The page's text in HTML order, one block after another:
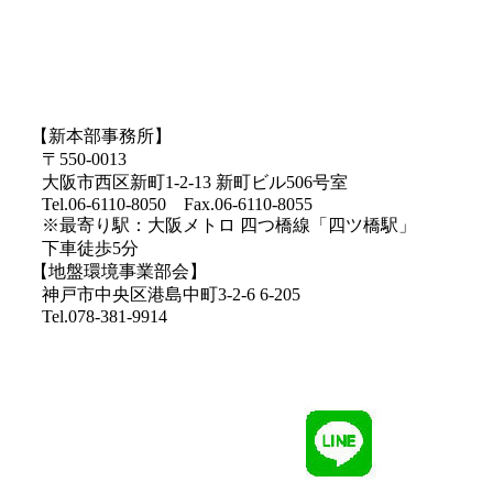
【新本部事務所】
〒550-0013
大阪市西区新町1-2-13 新町ビル506号室
Tel.06-6110-8050 Fax.06-6110-8055
※最寄り駅：大阪メトロ 四つ橋線「四ツ橋駅」
下車徒歩5分
【地盤環境事業部会】
神戸市中央区港島中町3-2-6 6-205
Tel.078-381-9914